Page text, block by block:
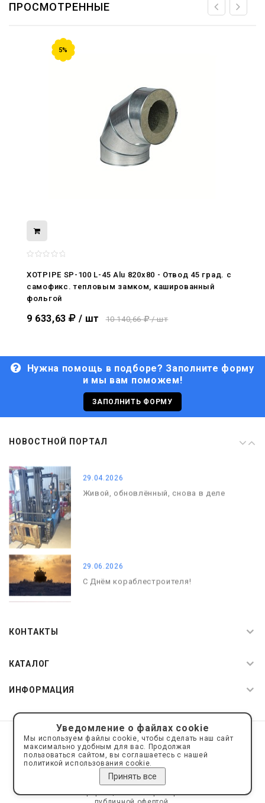
ПРОСМОТРЕННЫЕ
5%
XOTPIPE SP-100 L-45 Alu 820x80 - Отвод 45 град. c
самофикс. тепловым замком, кашированный
фольгой
9 633,63 / шт 10 140,66 / шт
Нужна помощь в подборе? Заполните форму
и мы вам поможем!
ЗАПОЛНИТЬ ФОРМУ
НОВОСТНОЙ ПОРТАЛ
нами
29.06.2026
С Днём кораблестроителя!
С Днём Победы. Память, которая с
29.04.2026
Живой, обновлённый, снова в деле
29.06.2026
С Днём кораблестроителя!
КОНТАКТЫ
КАТАЛОГ
ИНФОРМАЦИЯ
© 2019—2026 Интернет пространство АкваРос
sale@a-ros.ru
Политика конфиденциальности
Политика обработки персональных данных
Сайт носит информационный характер и не является
Уведомление о файлах cookie
Мы используем файлы cookie, чтобы сделать наш сайт
максимально удобным для вас. Продолжая
пользоваться сайтом, вы соглашаетесь с нашей
политикой использования cookie.
Принять все